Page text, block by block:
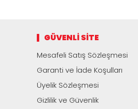
GÜVENLI SITE
Mesafeli Satış Sözleşmesi
Garanti ve İade Koşulları
Üyelik Sözleşmesi
Gizlilik ve Güvenlik